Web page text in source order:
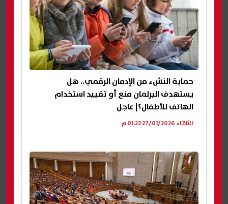
حماية النشء من الإدمان الرقمي.. هل
يستهدف البرلمان منع أو تقييد استخدام
الهاتف للأطفال؟| عاجل
الثلاثاء 27/01/2026 01:22 م